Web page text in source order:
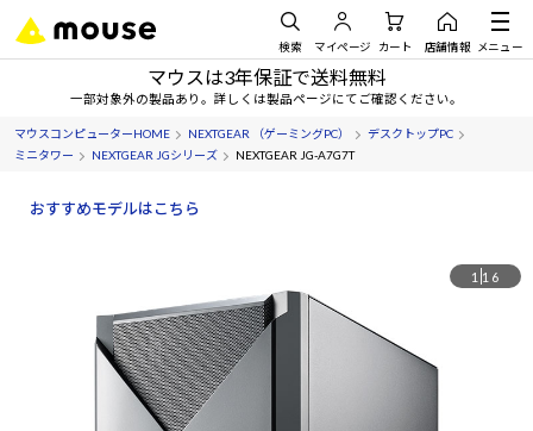
検索 マイページ カート 店舗情報 メニュー
マウスは3年保証で送料無料
一部対象外の製品あり。詳しくは製品ページにてご確認ください。
マウスコンピューターHOME NEXTGEAR （ゲーミングPC）
デスクトップPC
ミニタワー
NEXTGEAR JGシリーズ NEXTGEAR JG-A7G7T
おすすめモデルはこちら
1 16